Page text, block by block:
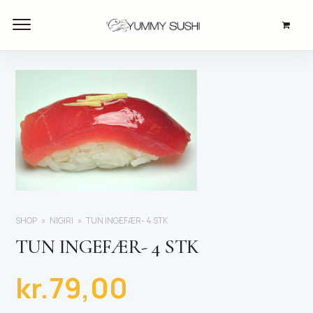
SHOP NIGIRI TUN INGEFÆR- 4 STK
TUN INGEFÆR- 4 STK
kr.79,00